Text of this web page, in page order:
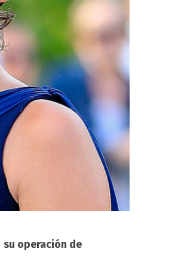
su operación de